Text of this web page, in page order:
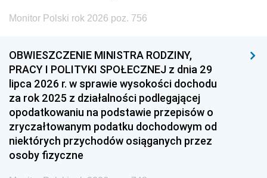
Monitor Polski rok 2026 poz. 756
OBWIESZCZENIE MINISTRA RODZINY,
PRACY I POLITYKI SPOŁECZNEJ z dnia 29
lipca 2026 r. w sprawie wysokości dochodu
za rok 2025 z działalności podlegającej
opodatkowaniu na podstawie przepisów o
zryczałtowanym podatku dochodowym od
niektórych przychodów osiąganych przez
osoby fizyczne